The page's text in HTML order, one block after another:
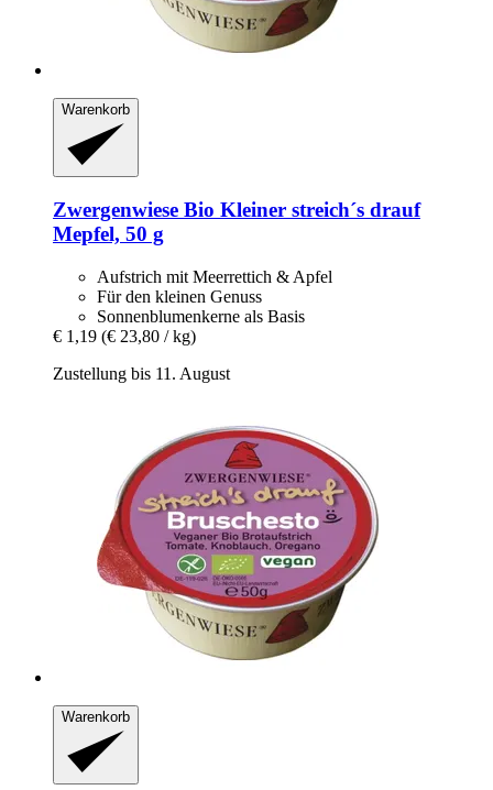
Warenkorb
Zwergenwiese Bio Kleiner streich´s drauf
Mepfel, 50 g
Aufstrich mit Meerrettich & Apfel
Für den kleinen Genuss
Sonnenblumenkerne als Basis
€ 1,19 (€ 23,80 / kg)
Zustellung bis 11. August
Warenkorb